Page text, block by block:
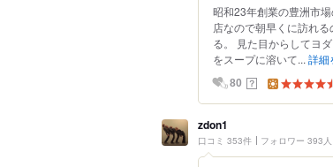
昭和23年創業の豊洲市
店なので朝早くに訪れ
る。 見た目からしてヨ
をスープに溶いて... 詳細
80 ？
zdon1
口コミ 353件 フォロワー 393人